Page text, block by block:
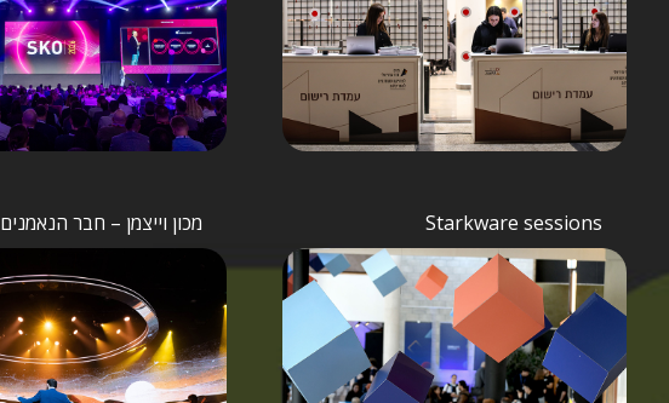
Starkware sessions מכון וייצמן – חבר הנאמנים